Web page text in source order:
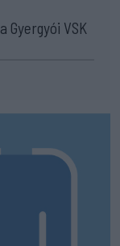
Gyergyói VSK